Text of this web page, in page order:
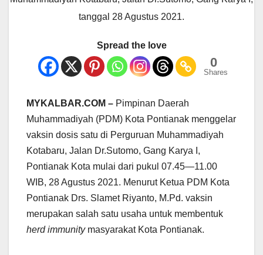
tanggal 28 Agustus 2021.
Spread the love
0
Shares
MYKALBAR.COM – Pimpinan Daerah
Muhammadiyah (PDM) Kota Pontianak menggelar
vaksin dosis satu di Perguruan Muhammadiyah
Kotabaru, Jalan Dr.Sutomo, Gang Karya I,
Pontianak Kota mulai dari pukul 07.45—11.00
WIB, 28 Agustus 2021. Menurut Ketua PDM Kota
Pontianak Drs. Slamet Riyanto, M.Pd. vaksin
merupakan salah satu usaha untuk membentuk
herd immunity masyarakat Kota Pontianak.